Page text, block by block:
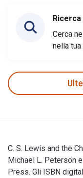
Cerca
nella
C. S. Lewis and the
Michael L. Peterson
Press. Gli ISBN